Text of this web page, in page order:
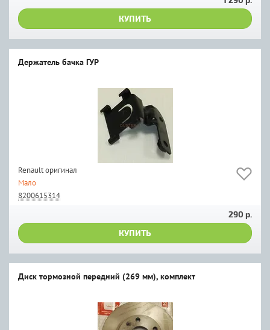
КУПИТЬ
Держатель бачка ГУР
Renault оригинал
Мало
8200615314
290 р.
КУПИТЬ
Диск тормозной передний (269 мм), комплект